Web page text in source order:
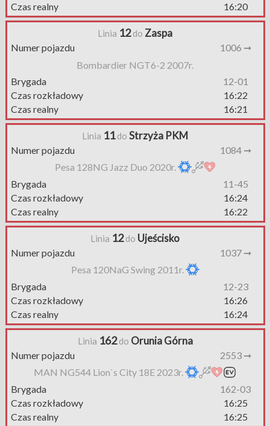
Czas realny
16:20
Linia 12do Zaspa
Numer pojazdu
1006 ➞
Bombardier NGT6-2 2007r.
Brygada
12-01
Czas rozkładowy
16:22
Czas realny
16:21
Linia 11do Strzyża PKM
Numer pojazdu
1084 ➞
Pesa 128NG Jazz Duo 2020r.
Brygada
11-45
Czas rozkładowy
16:24
Czas realny
16:22
Linia 12do Ujeścisko
Numer pojazdu
1037 ➞
Pesa 120NaG Swing 2011r.
Brygada
12-23
Czas rozkładowy
16:26
Czas realny
16:24
Linia 162do Orunia Górna
Numer pojazdu
2553 ➞
MAN NG544 Lion`s City 18E 2023r.
Brygada
162-03
Czas rozkładowy
16:25
Czas realny
16:25